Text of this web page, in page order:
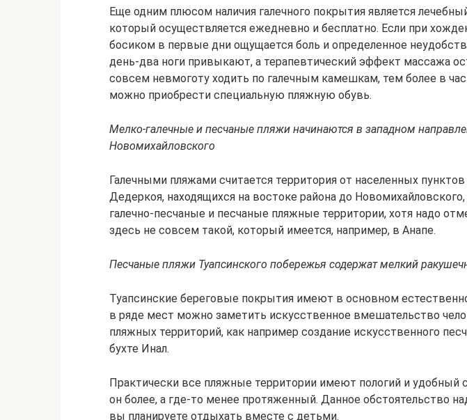
Еще одним плюсом наличия галечного покрытия является
который осуществляется ежедневно и бесплатно. Если при
босиком в первые дни ощущается боль и определенное
день-два ноги привыкают, а терапевтический эффект массажа
совсем невмоготу ходить по галечным камешкам, тем более в
можно приобрести специальную пляжную обувь.
Мелко-галечные и песчаные пляжи начинаются в западном
Новомихайловского
Галечными пляжами считается территория от населенных
Дедеркоя, находящихся на востоке района до
галечно-песчаные и песчаные пляжные территории, хотя надо
здесь не совсем такой, который имеется, например, в Анапе.
Песчаные пляжи Туапсинского побережья содержат мелкий
Туапсинские береговые покрытия имеют в основном
в ряде мест можно заметить искусственное вмешательство
пляжных территорий, как например создание искусственного
бухте Инал.
Практически все пляжные территории имеют пологий и удобный
он более, а где-то менее протяженный. Данное обстоятельство
вы планируете отдыхать вместе с детьми.